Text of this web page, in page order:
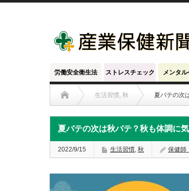
労働安全衛生法 ストレスチェック メンタル
生活習慣, 秋 夏バテの次
夏バテの次は秋バテ？秋も体調に
2022/9/15 生活習慣, 秋 保健